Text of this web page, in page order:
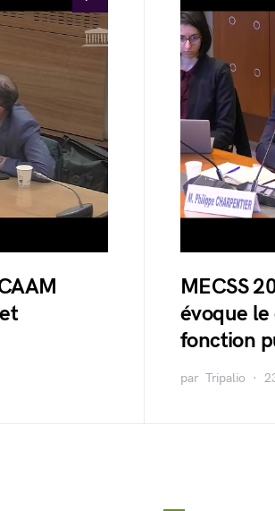
MECSS
évoque le
fonction
par Tripalio